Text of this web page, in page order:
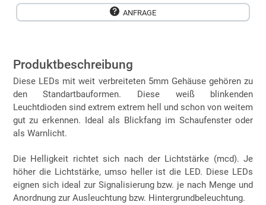
ANFRAGE
Produktbeschreibung
Diese LEDs mit weit verbreiteten 5mm Gehäuse gehören zu
den Standartbauformen. Diese weiß blinkenden
Leuchtdioden sind extrem extrem hell und schon von weitem
gut zu erkennen. Ideal als Blickfang im Schaufenster oder
als Warnlicht.
Die Helligkeit richtet sich nach der Lichtstärke (mcd). Je
höher die Lichtstärke, umso heller ist die LED. Diese LEDs
eignen sich ideal zur Signalisierung bzw. je nach Menge und
Anordnung zur Ausleuchtung bzw. Hintergrundbeleuchtung.